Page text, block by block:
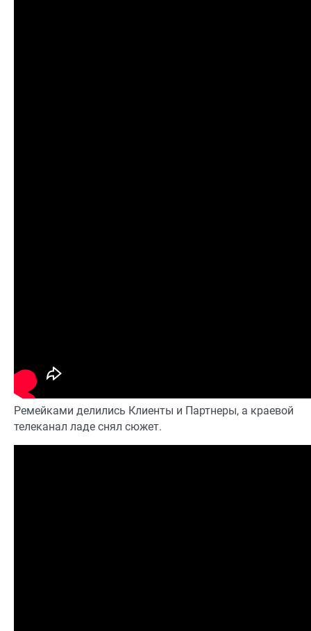
Ремейками делились Клиенты и Партнеры, а краевой
телеканал ладе снял сюжет.